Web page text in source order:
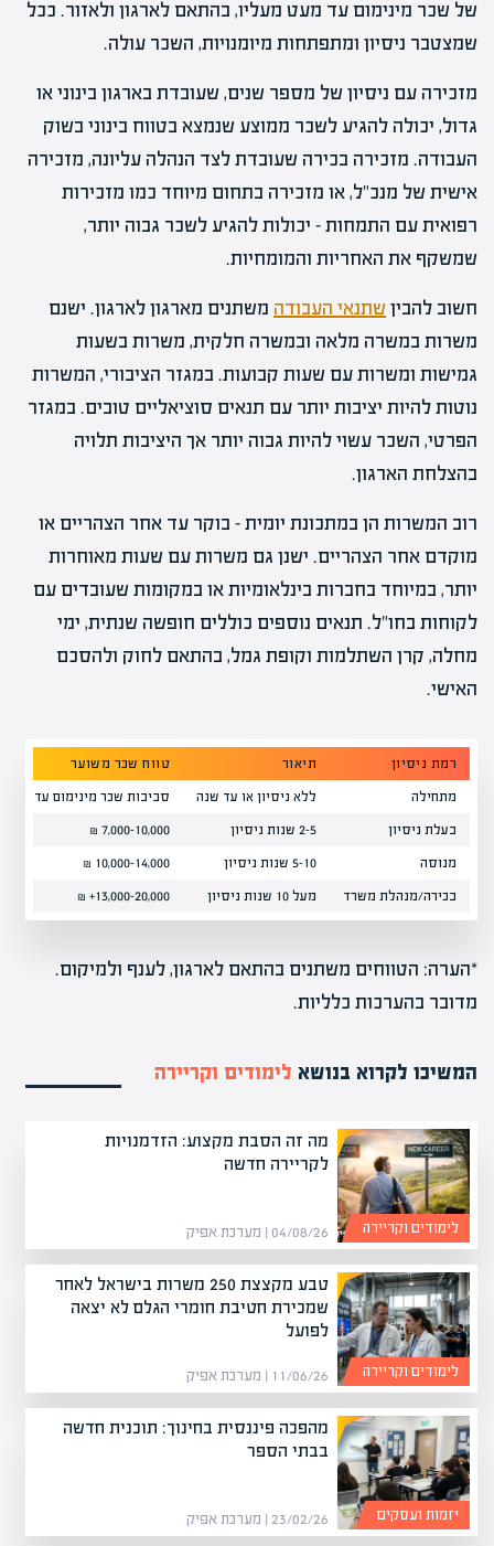
של שכר מינימום עד מעט מעליו, בהתאם לארגון ולאזור. ככל
שמצטבר ניסיון ומתפתחות מיומנויות, השכר עולה.
מזכירה עם ניסיון של מספר שנים, שעובדת בארגון בינוני או
גדול, יכולה להגיע לשכר ממוצע שנמצא בטווח בינוני בשוק
העבודה. מזכירה בכירה שעובדת לצד הנהלה עליונה, מזכירה
אישית של מנכ"ל, או מזכירה בתחום מיוחד כמו מזכירות
רפואית עם התמחות – יכולות להגיע לשכר גבוה יותר,
שמשקף את האחריות והמומחיות.
חשוב להביןשתנאי העבודה משתנים מארגון לארגון. ישנם
משרות במשרה מלאה ובמשרה חלקית, משרות בשעות
גמישות ומשרות עם שעות קבועות. במגזר הציבורי, המשרות
נוטות להיות יציבות יותר עם תנאים סוציאליים טובים. במגזר
הפרטי, השכר עשוי להיות גבוה יותר אך היציבות תלויה
בהצלחת הארגון.
רוב המשרות הן במתכונת יומית – בוקר עד אחר הצהריים או
מוקדם אחר הצהריים. ישנן גם משרות עם שעות מאוחרות
יותר, במיוחד בחברות בינלאומיות או במקומות שעובדים עם
לקוחות בחו"ל. תנאים נוספים כוללים חופשה שנתית, ימי
מחלה, קרן השתלמות וקופת גמל, בהתאם לחוק ולהסכם
האישי.
רמת ניסיון תיאור טווח שכר משוער
מתחילה ללא ניסיון או עד שנה סביבות שכר מינימום עד 6,500 ₪
בעלת ניסיון 2-5 שנות ניסיון 7,000-10,000 ₪
מנוסה 5-10 שנות ניסיון 10,000-14,000 ₪
בכירה/מנהלת משרד מעל 10 שנות ניסיון 13,000-20,000+ ₪
*הערה: הטווחים משתנים בהתאם לארגון, לענף ולמיקום.
מדובר בהערכות כלליות.
המשיכו לקרוא בנושא לימודים וקריירה
מה זה הסבת מקצוע: הזדמנויות
לקריירה חדשה
04/08/26 | מערכת אפיק לימודים וקריירה
טבע מקצצת 250 משרות בישראל לאחר
שמכירת חטיבת חומרי הגלם לא יצאה
לפועל
11/06/26 | מערכת אפיק לימודים וקריירה
מהפכה פיננסית בחינוך: תוכנית חדשה
בבתי הספר
23/02/26 | מערכת אפיק יזמות ועסקים